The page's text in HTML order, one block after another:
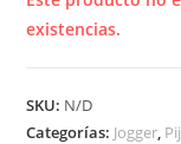
existencias.
SKU: N/D
Categorías: Jogger,